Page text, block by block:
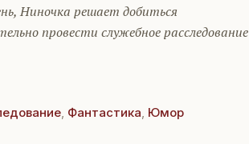
Ниночка решает добиться
провести служебное расследование
, Фантастика, Юмор